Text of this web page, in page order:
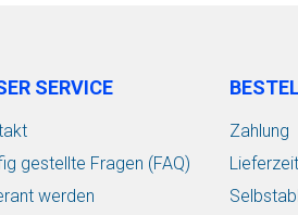
SERVICE
gestellte Fragen (FAQ)
werden
Zahlung
Lieferzeit